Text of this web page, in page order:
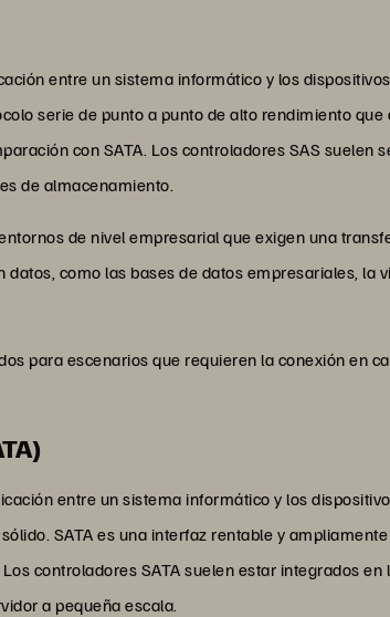
entre un sistema informático y los
serie de punto a punto de alto rendimiento
con SATA. Los controladores SAS suelen
de almacenamiento.
de nivel empresarial que exigen una
como las bases de datos empresariales, la
para escenarios que requieren la conexión en
entre un sistema informático y los
SATA es una interfaz rentable y
controladores SATA suelen estar integrados
a pequeña escala.